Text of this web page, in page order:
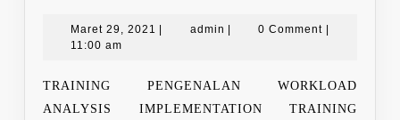
Maret 29, 2021 Maret
| admin admin
| 0 Comment |
11:00 am
TRAINING PENGENALAN WORKLOAD
ANALYSIS IMPLEMENTATION TRAINING